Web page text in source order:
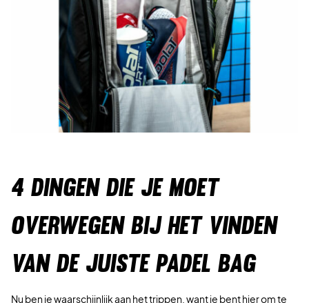
4 DINGEN DIE JE MOET
OVERWEGEN BIJ HET VINDEN
VAN DE JUISTE PADEL BAG
Nu ben je waarschijnlijk aan het trippen, want je bent hier om te